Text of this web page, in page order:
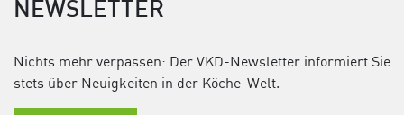
NEWSLETTER
Nichts mehr verpassen: Der VKD-Newsletter informiert Sie
stets über Neuigkeiten in der Köche-Welt.